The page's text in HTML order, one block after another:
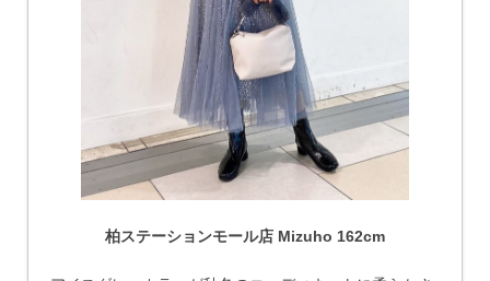
柏ステーションモール店 Mizuho 162cm